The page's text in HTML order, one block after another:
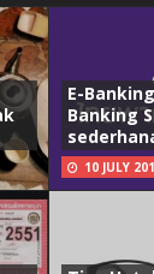
E-
Banking
10 JULY